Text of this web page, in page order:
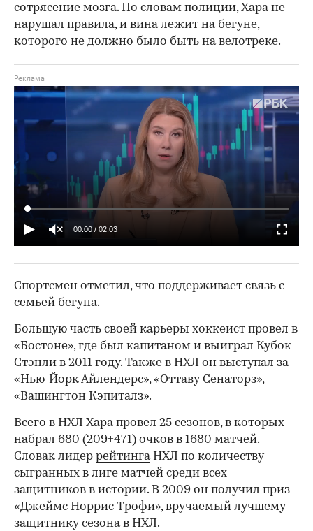
сотрясение мозга. По словам полиции, Хара не
нарушал правила, и вина лежит на бегуне,
которого не должно было быть на велотреке.
00:00 / 02:03
Спортсмен отметил, что поддерживает связь с
семьей бегуна.
Большую часть своей карьеры хоккеист провел в
«Бостоне», где был капитаном и выиграл Кубок
Стэнли в 2011 году. Также в НХЛ он выступал за
«Нью-Йорк Айлендерс», «Оттаву Сенаторз»,
«Вашингтон Кэпиталз».
Всего в НХЛ Хара провел 25 сезонов, в которых
набрал 680 (209+471) очков в 1680 матчей.
Словак лидер рейтингаНХЛ по количеству
сыгранных в лиге матчей среди всех
защитников в истории. В 2009 он получил приз
«Джеймс Норрис Трофи», вручаемый лучшему
защитнику сезона в НХЛ.